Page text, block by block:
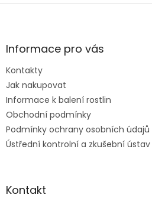
Z
aInformace pro vás
Kontakty
Jak nakupovat
Informace k balení rostlin
Obchodní podmínky
Podmínky ochrany osobních údajů
Ústřední kontrolní a zkušební
Kontakt